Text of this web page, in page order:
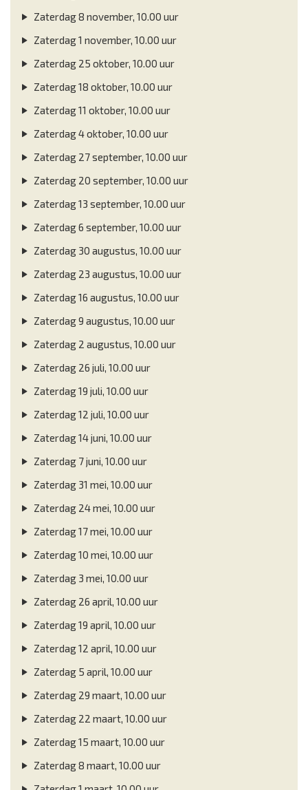
Zaterdag 8 november, 10.00 uur
Zaterdag 1 november, 10.00 uur
Zaterdag 25 oktober, 10.00 uur
Zaterdag 18 oktober, 10.00 uur
Zaterdag 11 oktober, 10.00 uur
Zaterdag 4 oktober, 10.00 uur
Zaterdag 27 september, 10.00 uur
Zaterdag 20 september, 10.00 uur
Zaterdag 13 september, 10.00 uur
Zaterdag 6 september, 10.00 uur
Zaterdag 30 augustus, 10.00 uur
Zaterdag 23 augustus, 10.00 uur
Zaterdag 16 augustus, 10.00 uur
Zaterdag 9 augustus, 10.00 uur
Zaterdag 2 augustus, 10.00 uur
Zaterdag 26 juli, 10.00 uur
Zaterdag 19 juli, 10.00 uur
Zaterdag 12 juli, 10.00 uur
Zaterdag 14 juni, 10.00 uur
Zaterdag 7 juni, 10.00 uur
Zaterdag 31 mei, 10.00 uur
Zaterdag 24 mei, 10.00 uur
Zaterdag 17 mei, 10.00 uur
Zaterdag 10 mei, 10.00 uur
Zaterdag 3 mei, 10.00 uur
Zaterdag 26 april, 10.00 uur
Zaterdag 19 april, 10.00 uur
Zaterdag 12 april, 10.00 uur
Zaterdag 5 april, 10.00 uur
Zaterdag 29 maart, 10.00 uur
Zaterdag 22 maart, 10.00 uur
Zaterdag 15 maart, 10.00 uur
Zaterdag 8 maart, 10.00 uur